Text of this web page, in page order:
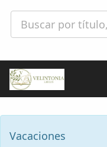
Vacaciones